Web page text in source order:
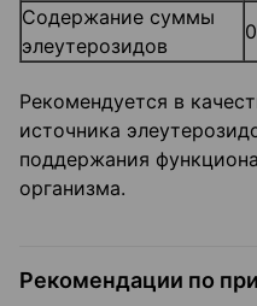
Содержание суммы
элеутерозидов
Рекомендуется в
источника
поддержания
организма.
Рекомендации по